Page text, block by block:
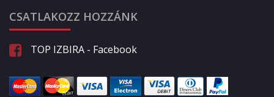
CSATLAKOZZ HOZZÁNK
TOP IZBIRA - Facebook